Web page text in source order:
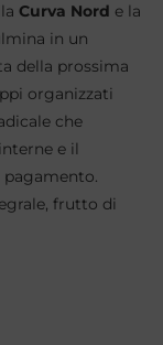
Curva Nord e la
in un
della prossima
organizzati
che
e il
frutto di